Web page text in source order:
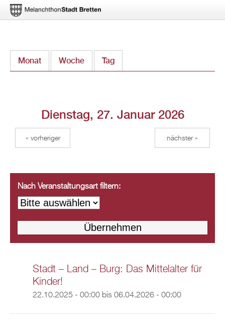
zum
Monat Woche Tag
Dienstag, 27. Januar 2026
« vorheriger nächster »
Nach Veranstaltungsart filtern:
Stadt – Land – Burg: Das Mittelalter für
Kinder!
22.10.2025 - 00:00bis 06.04.2026 - 00:00